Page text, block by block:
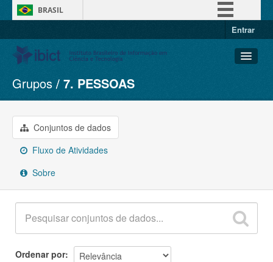
BRASIL
Entrar
Conjuntos de dados
Organizações
Grupos
Sobre
Grupos 7. PESSOAS
Conjuntos de dados
Fluxo de Atividades
Sobre
Ordenar por